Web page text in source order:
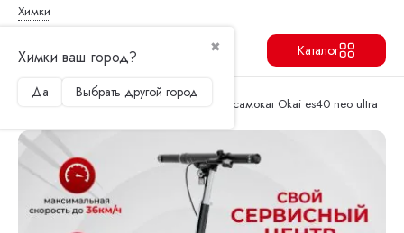
Химки
✖
Химки ваш город?
Да Выбрать другой город
Каталог
Главная Электросамокаты Электросамокат Okai es40 neo ultra
Продолжить Перейти в корзину